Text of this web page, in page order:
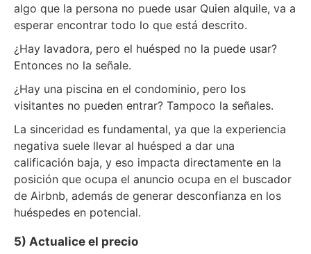
algo que la persona no puede usar Quien alquile, va a
esperar encontrar todo lo que está descrito.
¿Hay lavadora, pero el huésped no la puede usar?
Entonces no la señale.
¿Hay una piscina en el condominio, pero los
visitantes no pueden entrar? Tampoco la señales.
La sinceridad es fundamental, ya que la experiencia
negativa suele llevar al huésped a dar una
calificación baja, y eso impacta directamente en la
posición que ocupa el anuncio ocupa en el buscador
de Airbnb, además de generar desconfianza en los
huéspedes en potencial.
5) Actualice el precio